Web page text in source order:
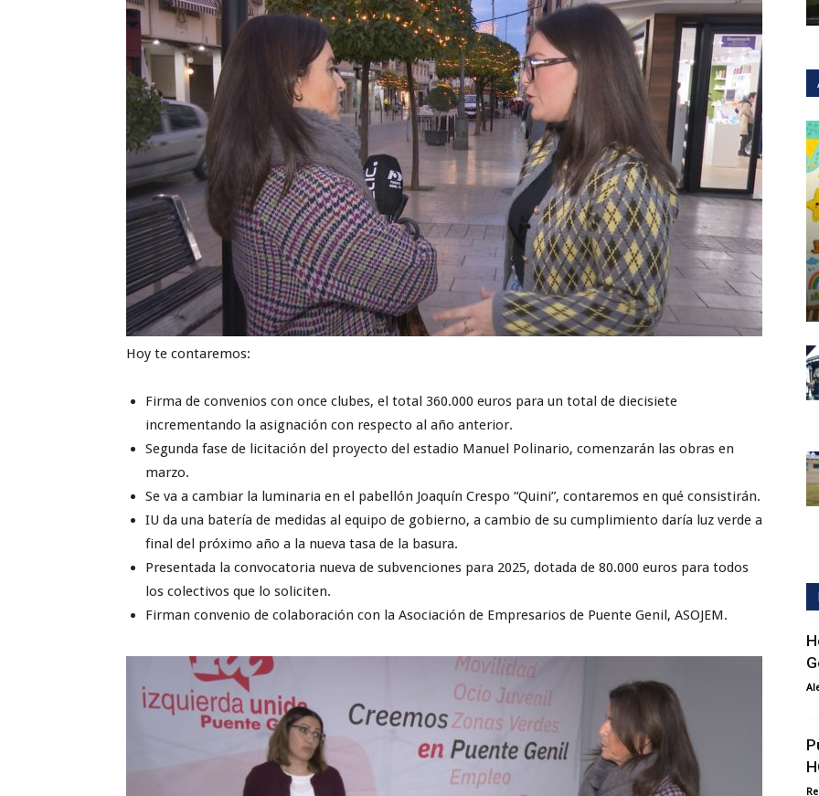
Hoy te contaremos:
Firma de convenios con once clubes, el total 360.000 euros para un total de diecisiete
incrementando la asignación con respecto al año anterior.
Segunda fase de licitación del proyecto del estadio Manuel Polinario, comenzarán las obras en
marzo.
Se va a cambiar la luminaria en el pabellón Joaquín Crespo “Quini”, contaremos en qué consistirán.
IU da una batería de medidas al equipo de gobierno, a cambio de su cumplimiento daría luz verde a
final del próximo año a la nueva tasa de la basura.
Presentada la convocatoria nueva de subvenciones para 2025, dotada de 80.000 euros para todos
los colectivos que lo soliciten.
Firman convenio de colaboración con la Asociación de Empresarios de Puente Genil, ASOJEM.